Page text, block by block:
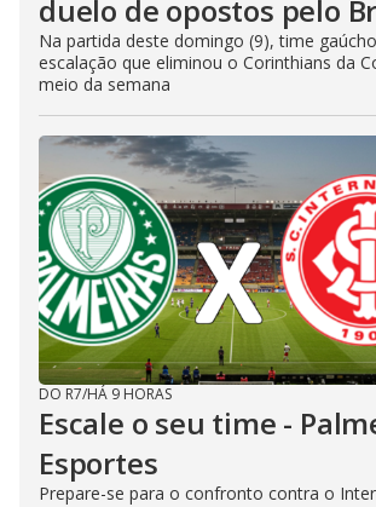
duelo de opostos pelo
Na partida deste domingo (9), time
escalação que eliminou o Corinthians da
meio da semana
DO R7/HÁ 9 HORAS
Escale o seu time -
Esportes
Prepare-se para o confronto contra o